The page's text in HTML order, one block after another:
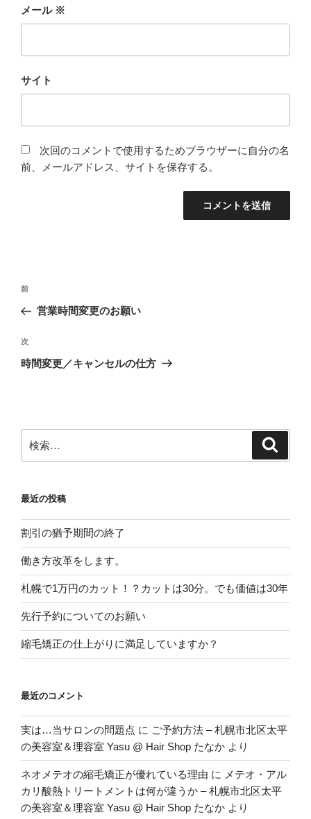
メール ※
サイト
次回のコメントで使用するためブラウザーに自分の名
前、メールアドレス、サイトを保存する。
投
ナ
ビ
ゲ
ン
前
の
稿
前
営業時間変更のお願い
次
の
次
時間変更／キャンセルの仕方
索:
最近の投稿
割引の猶予期間の終了
働き方改革をします。
札幌で1万円のカット！？カットは30分。でも価値は30年
先行予約についてのお願い
縮毛矯正の仕上がりに満足していますか？
最近のコメント
実は…当サロンの問題点 に ご予約方法 – 札幌市北区太平
の美容室＆理容室 Yasu @ Hair Shop たなか より
ネオメテオの縮毛矯正が優れている理由 に メテオ・アル
カリ酸熱トリートメントは何が違うか – 札幌市北区太平
の美容室＆理容室 Yasu @ Hair Shop たなか より